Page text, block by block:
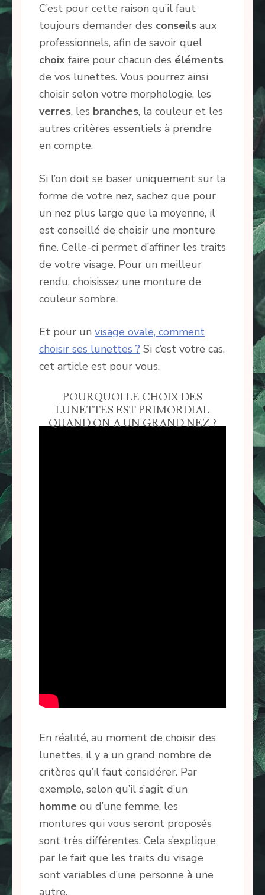
C’est pour cette raison qu’il faut
toujours demander des conseils aux
professionnels, afin de savoir quel
choix faire pour chacun des éléments
de vos lunettes. Vous pourrez ainsi
choisir selon votre morphologie, les
verres, les branches, la couleur et les
autres critères essentiels à prendre
en compte.
Si l’on doit se baser uniquement sur la
forme de votre nez, sachez que pour
un nez plus large que la moyenne, il
est conseillé de choisir une monture
fine. Celle-ci permet d’affiner les traits
de votre visage. Pour un meilleur
rendu, choisissez une monture de
couleur sombre.
Et pour un visage ovale, comment
choisir ses lunettes ? Si c’est votre cas,
cet article est pour vous.
POURQUOI LE CHOIX DES
LUNETTES EST PRIMORDIAL
QUAND ON A UN GRAND NEZ ?
En réalité, au moment de choisir des
lunettes, il y a un grand nombre de
critères qu’il faut considérer. Par
exemple, selon qu’il s’agit d’un
homme ou d’une femme, les
montures qui vous seront proposés
sont très différentes. Cela s’explique
par le fait que les traits du visage
sont variables d’une personne à une